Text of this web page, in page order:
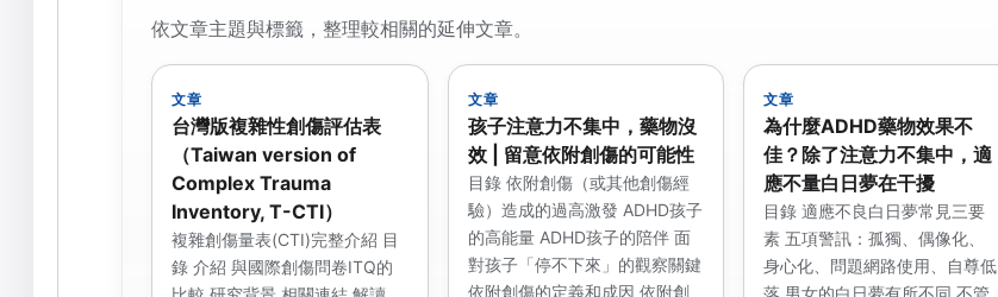
依文章主題與標籤，整理較相關的延伸文章。
文章
台灣版複雜性創傷評估表
（Taiwan version of
Complex Trauma
Inventory, T-CTI）
複雜創傷量表(CTI)完整介紹 目
錄 介紹 與國際創傷問卷ITQ的
文章
孩子注意力不集中，藥物沒
效 | 留意依附創傷的可能性
目錄 依附創傷（或其他創傷經
驗）造成的過高激發 ADHD孩子
的高能量 ADHD孩子的陪伴 面
對孩子「停不下來」的觀察關鍵
依附創傷的定義和成因 依附創
文章
為什麼ADHD藥物效果不
佳？除了注意力不集中，適
應不量白日夢在干擾
目錄 適應不良白日夢常見三要
素 五項警訊：孤獨、偶像化、
身心化、問題網路使用、自尊低
落 男女的白日夢有所不同 不管